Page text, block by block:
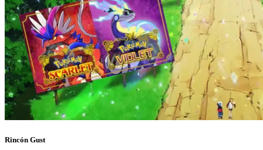
Rincón Gust